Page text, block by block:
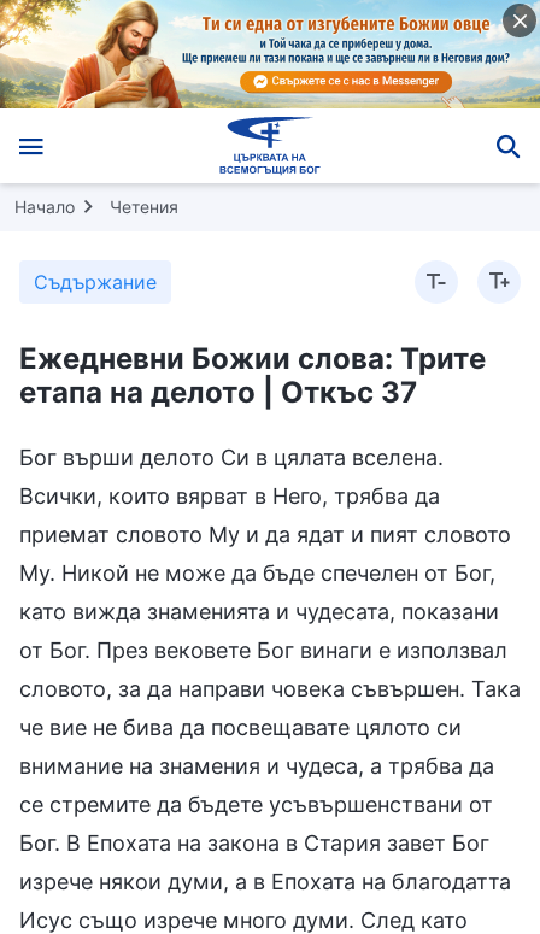
Начало Четения
Съдържание
Ежедневни Божии слова: Трите
етапа на делото | Откъс 37
Бог върши делото Си в цялата вселена.
Всички, които вярват в Него, трябва да
приемат словото Му и да ядат и пият словото
Му. Никой не може да бъде спечелен от Бог,
като вижда знаменията и чудесата, показани
от Бог. През вековете Бог винаги е използвал
словото, за да направи човека съвършен. Така
че вие не бива да посвещавате цялото си
внимание на знамения и чудеса, а трябва да
се стремите да бъдете усъвършенствани от
Бог. В Епохата на закона в Стария завет Бог
изрече някои думи, а в Епохата на благодатта
Исус също изрече много думи. След като